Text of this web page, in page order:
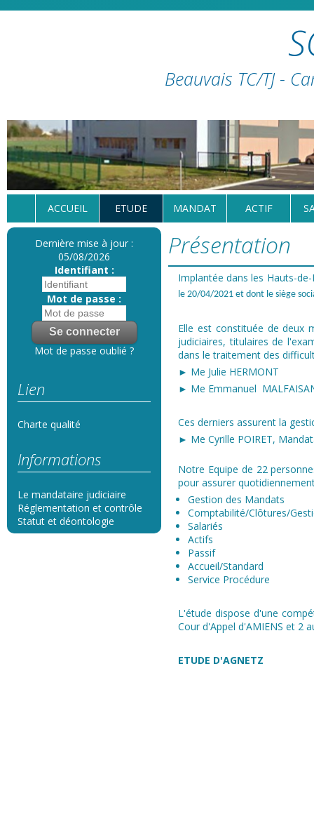
Beauvais TC/TJ -
ACCUEIL ETUDE MANDAT ACTIF
Dernière mise à jour :
05/08/2026
Identifiant :
Mot de passe :
Mot de passe oublié ?
Lien
Charte qualité
Informations
Le mandataire judiciaire
Réglementation et contrôle
Statut et déontologie
Présentation
Implantée dans les Hauts-
le 20/04/2021 et dont le siège
Elle est constituée de deux
judiciaires, titulaires de
dans le traitement des
► Me Julie HERMONT
► Me Emmanuel
Ces derniers assurent la
► Me Cyrille POIRET,
Notre Equipe de 22
pour assurer
Gestion des Mandats
Comptabilité/Clôtures/
Salariés​
Actifs
Passif
Accueil/Standard
Service Procédure
L'étude dispose d'une
Cour d'Appel d'AMIENS et 2
ETUDE D'AGNETZ